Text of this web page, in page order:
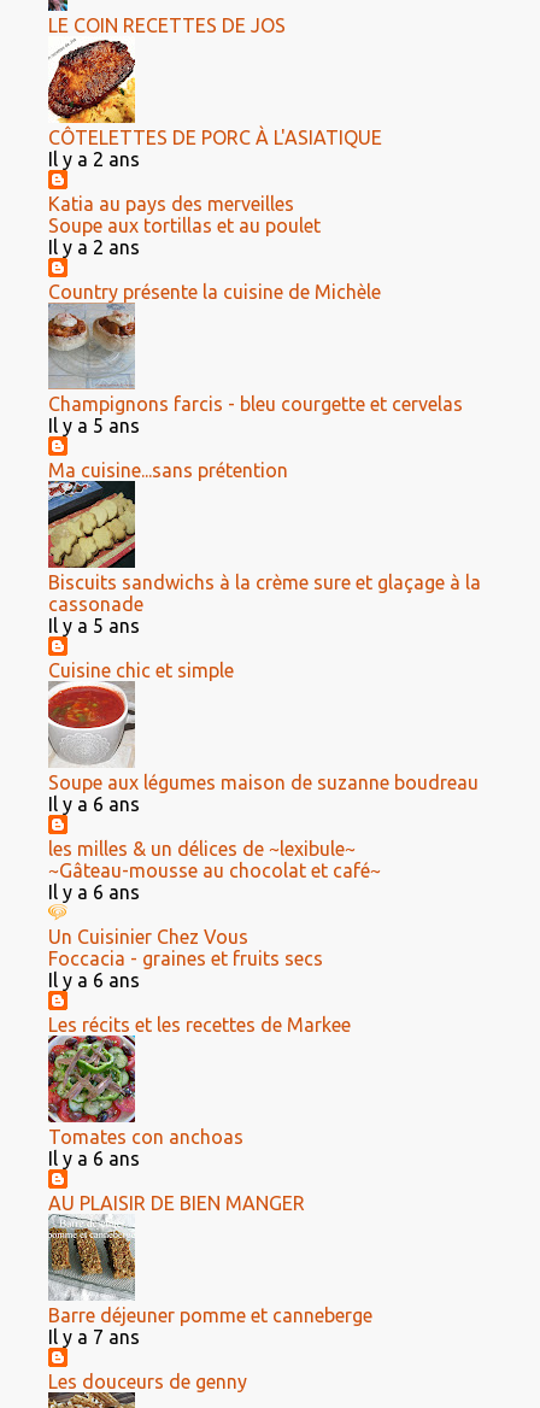
LE COIN RECETTES DE JOS
CÔTELETTES DE PORC À L'ASIATIQUE
Il y a 2 ans
Katia au pays des merveilles
Soupe aux tortillas et au poulet
Il y a 2 ans
Country présente la cuisine de Michèle
Champignons farcis - bleu courgette et cervelas
Il y a 5 ans
Ma cuisine...sans prétention
Biscuits sandwichs à la crème sure et glaçage à la
cassonade
Il y a 5 ans
Cuisine chic et simple
Soupe aux légumes maison de suzanne boudreau
Il y a 6 ans
les milles & un délices de ~lexibule~
~Gâteau-mousse au chocolat et café~
Il y a 6 ans
Un Cuisinier Chez Vous
Foccacia - graines et fruits secs
Il y a 6 ans
Les récits et les recettes de Markee
Tomates con anchoas
Il y a 6 ans
AU PLAISIR DE BIEN MANGER
Barre déjeuner pomme et canneberge
Il y a 7 ans
Les douceurs de genny